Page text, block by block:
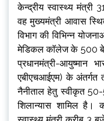
केन्द्रीय स्वास्थ्य मंत्री
वह मुख्यमंत्री आवास
विभाग की विभिन्न
मेडिकल कॉलेज के 500
प्रधानमंत्री-आयुष्मान
एबीएचआईएम) के अंतर्गत
नैनीताल हेतु स्वीकृत
शिलान्यास शामिल है।